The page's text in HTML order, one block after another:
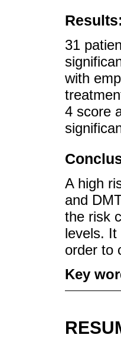
Results:
31
with
4 score
A high
and
the risk
levels. It
order to
Key